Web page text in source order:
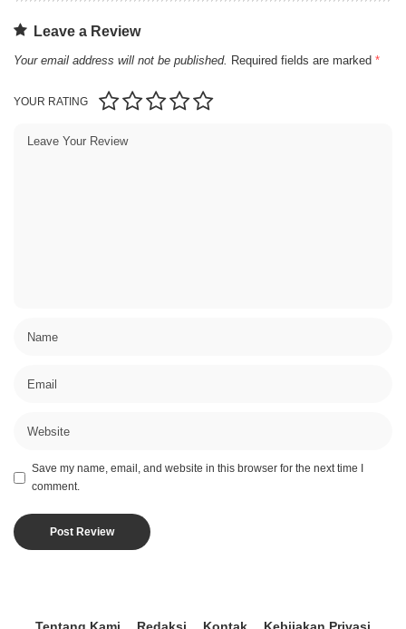
Leave a Review
Your email address will not be published. Required fields are marked *
YOUR RATING
Save my name, email, and website in this browser for the next time I
comment.